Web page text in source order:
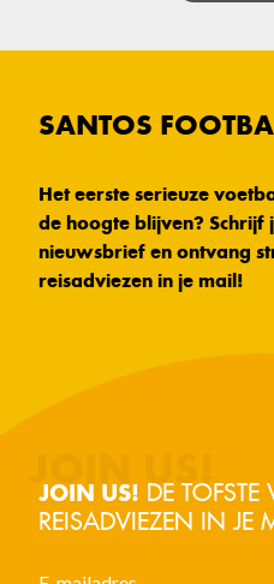
SANTOS
Het eerste serieuze
de hoogte blijven? Schrijf
nieuwsbrief en ontvang
reisadviezen in je mail!
JOIN US! DE
REISADVIEZEN IN JE